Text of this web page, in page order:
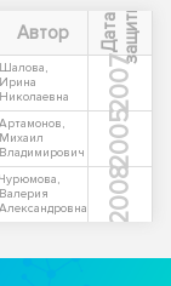
Автор Д
а
т
а
з
а
щ
и
т ы
Шалова,
Ирина
Николаевна
2007
Артамонов,
Михаил
Владимирович
2005
Чурюмова,
Валерия
Александровна
2008